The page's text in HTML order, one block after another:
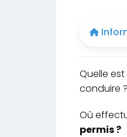
Quelle
conduire ?
Où
permis ?